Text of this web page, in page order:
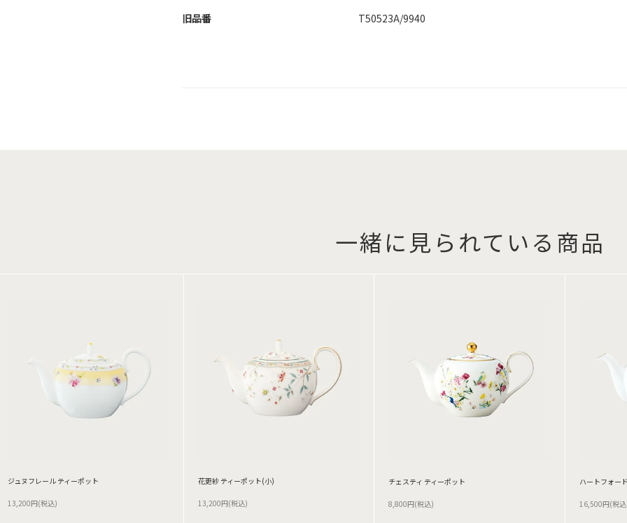
旧品番
T50523A/9940
一緒に見られている商品
ジュヌフレール ティーポット
13,200円(税込)
花更紗 ティーポット(小)
13,200円(税込)
チェスティ ティーポット
8,800円(税込)
ハートフォー
16,500円(税